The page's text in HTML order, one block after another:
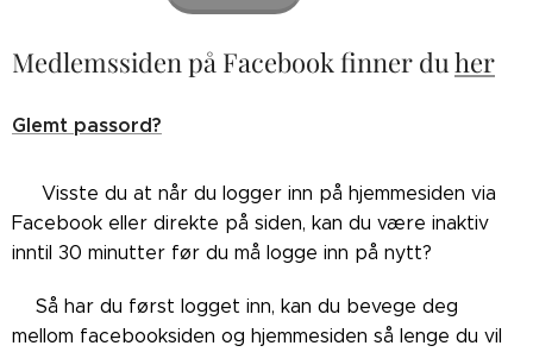
Medlemssiden på Facebook finner duher
Glemt passord?
👉🏼Visste du at når du logger inn på hjemmesiden via
Facebook eller direkte på siden, kan du være inaktiv
inntil 30 minutter før du må logge inn på nytt?
👉🏼Så har du først logget inn, kan du bevege deg
mellom facebooksiden og hjemmesiden så lenge du vil